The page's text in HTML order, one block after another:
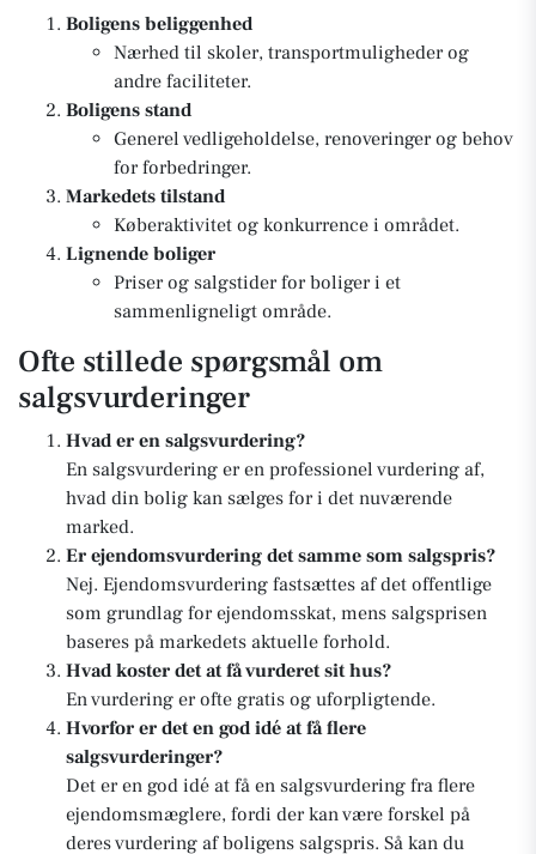
Boligens beliggenhed
Nærhed til skoler, transportmuligheder og
andre faciliteter.
Boligens stand
Generel vedligeholdelse, renoveringer og behov
for forbedringer.
Markedets tilstand
Køberaktivitet og konkurrence i området.
Lignende boliger
Priser og salgstider for boliger i et
sammenligneligt område.
Ofte stillede spørgsmål om
salgsvurderinger
Hvad er en salgsvurdering?
En salgsvurdering er en professionel vurdering af,
hvad din bolig kan sælges for i det nuværende
marked.
Er ejendomsvurdering det samme som salgspris?
Nej. Ejendomsvurdering fastsættes af det offentlige
som grundlag for ejendomsskat, mens salgsprisen
baseres på markedets aktuelle forhold.
Hvad koster det at få vurderet sit hus?
En vurdering er ofte gratis og uforpligtende.
Hvorfor er det en god idé at få flere
salgsvurderinger?
Det er en god idé at få en salgsvurdering fra flere
ejendomsmæglere, fordi der kan være forskel på
deres vurdering af boligens salgspris. Så kan du